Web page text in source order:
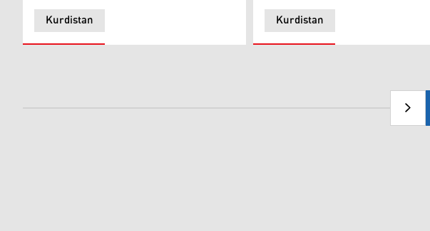
Kurdistan Kurdistan